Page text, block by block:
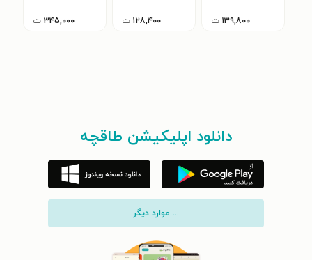
۱۳۹,۸۰۰ ت ۱۲۸,۴۰۰ ت ۳۴۵,۰۰۰ ت
دانلود اپلیکیشن طاقچه
... موارد دیگر